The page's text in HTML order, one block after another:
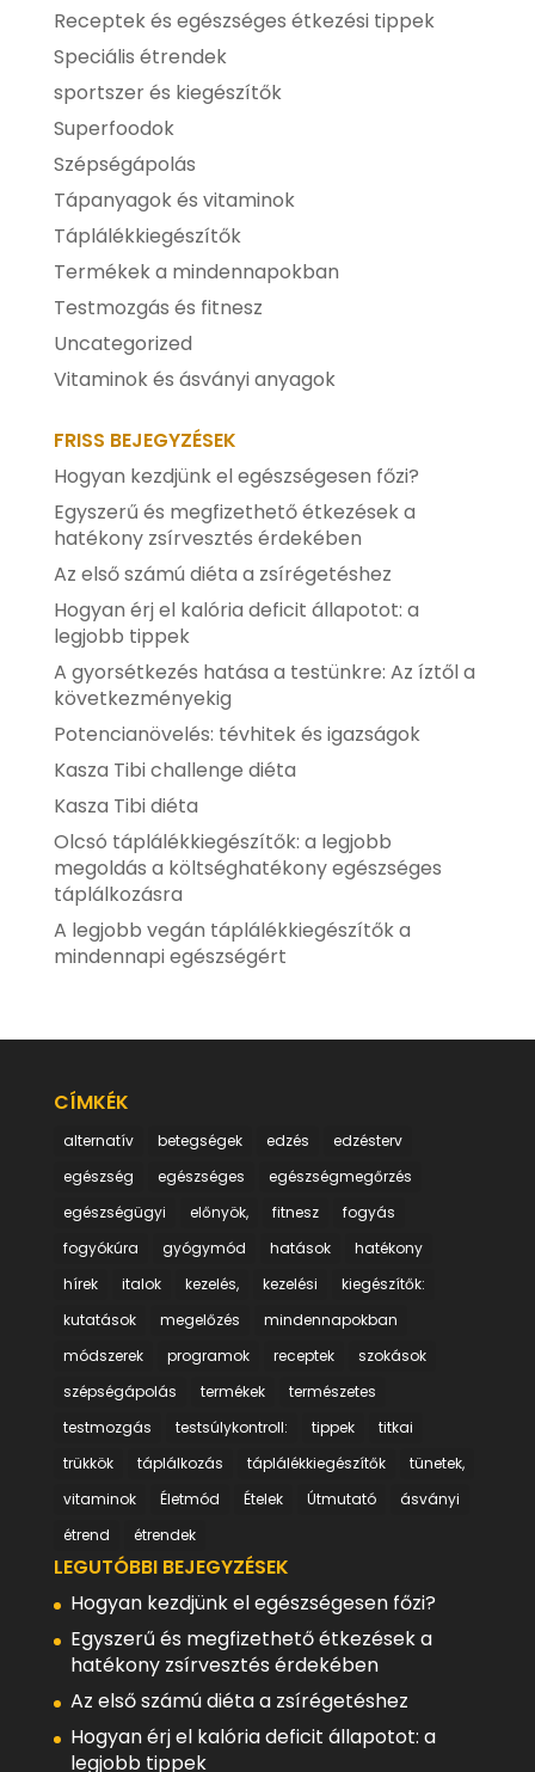
Receptek és egészséges étkezési tippek
Speciális étrendek
sportszer és kiegészítők
Superfoodok
Szépségápolás
Tápanyagok és vitaminok
Táplálékkiegészítők
Termékek a mindennapokban
Testmozgás és fitnesz
Uncategorized
Vitaminok és ásványi anyagok
FRISS BEJEGYZÉSEK
Hogyan kezdjünk el egészségesen főzi?
Egyszerű és megfizethető étkezések a
hatékony zsírvesztés érdekében
Az első számú diéta a zsírégetéshez
Hogyan érj el kalória deficit állapotot: a
legjobb tippek
A gyorsétkezés hatása a testünkre: Az íztől a
következményekig
Potencianövelés: tévhitek és igazságok
Kasza Tibi challenge diéta
Kasza Tibi diéta
Olcsó táplálékkiegészítők: a legjobb
megoldás a költséghatékony egészséges
táplálkozásra
A legjobb vegán táplálékkiegészítők a
mindennapi egészségért
CÍMKÉK
alternatív betegségek edzés
edzésterv
egészség
egészséges
egészségmegőrzés
egészségügyi
előnyök, fitnesz
fogyás
fogyókúra
gyógymód hatások
hatékony
hírek
italok kezelés, kezelési
kiegészítők:
kutatások
megelőzés
mindennapokban
módszerek
programok receptek
szokások
szépségápolás
termékek
természetes
testmozgás
testsúlykontroll: tippek
titkai
trükkök
táplálkozás táplálékkiegészítők
tünetek,
vitaminok
Életmód Ételek Útmutató
ásványi
étrend
étrendek
LEGUTÓBBI BEJEGYZÉSEK
Hogyan kezdjünk el egészségesen főzi?
Egyszerű és megfizethető étkezések a
hatékony zsírvesztés érdekében
Az első számú diéta a zsírégetéshez
Hogyan érj el kalória deficit állapotot: a
legjobb tippek